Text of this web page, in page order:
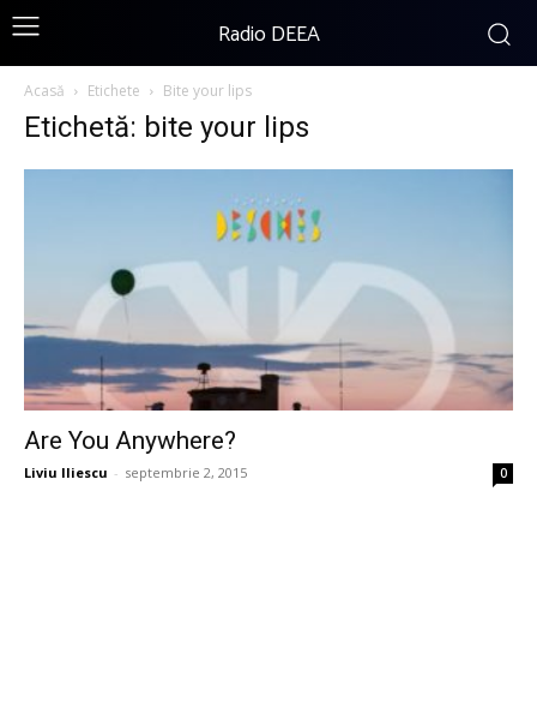
Radio DEEA
Acasă Etichete Bite your lips
Etichetă: bite your lips
Are You Anywhere?
Liviu Iliescu - septembrie 2, 2015 0